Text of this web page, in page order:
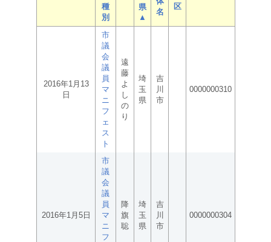
種
別
県
▲
名
区
2016年1月13
日
市
議
会
議
員
マ
ニ
フ
ェ
ス
ト
遠
藤
よ
し
の
り
埼
玉
県
吉
川
市
0000000310
2016年1月5日
市
議
会
議
員
マ
ニ
フ
降
旗
聡
埼
玉
県
吉
川
市
0000000304